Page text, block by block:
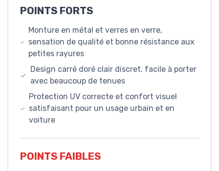
POINTS FORTS
Monture en métal et verres en verre,
sensation de qualité et bonne résistance aux
petites rayures
Design carré doré clair discret, facile à porter
avec beaucoup de tenues
Protection UV correcte et confort visuel
satisfaisant pour un usage urbain et en
voiture
POINTS FAIBLES